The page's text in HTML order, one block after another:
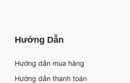
Hướng Dẫn
Hướng dẫn mua hàng
Hướng dẫn thanh toán